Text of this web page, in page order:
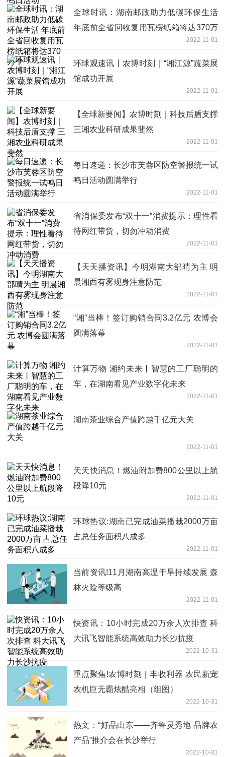
全球时讯：湖南邮政助力低碳环保生活
年底前全省回收复用瓦楞纸箱将达370万
2022-11-01
环球观速讯丨农博时刻｜“湘江源”蔬菜展
馆成功开展
2022-11-01
【全球新要闻】农博时刻｜科技后盾支撑
三湘农业科研成果斐然
2022-11-01
每日速递：长沙市芙蓉区防空警报统一试
鸣日活动圆满举行
2022-11-01
省消保委发布“双十一”消费提示：理性看
待网红带货，切勿冲动消费
2022-11-01
【天天播资讯】今明湖南大部晴为主 明
晨湘西有雾现身注意防范
2022-11-01
“湘”当棒！签订购销合同3.2亿元 农博会
圆满落幕
2022-11-01
计算万物 湘约未来丨智慧的工厂聪明的
车，在湖南看见产业数字化未来
2022-11-01
湖南茶业综合产值跨越千亿元大关
2022-11-01
天天快消息！燃油附加费800公里以上航
段降10元
2022-11-01
环球热议:湖南已完成油菜播栽2000万亩
占总任务面积八成多
2022-11-01
当前资讯!11月湖南高温干旱持续发展 森
林火险等级高
2022-11-01
快资讯：10小时完成20万余人次排查 科
大讯飞智能系统高效助力长沙抗疫
2022-10-31
重点聚焦!农博时刻｜丰收利器 农民新宠
农机巨无霸炫酷亮相（组图）
2022-10-31
热文：“好品山东——齐鲁灵秀地 品牌农
产品”推介会在长沙举行
2022-10-31